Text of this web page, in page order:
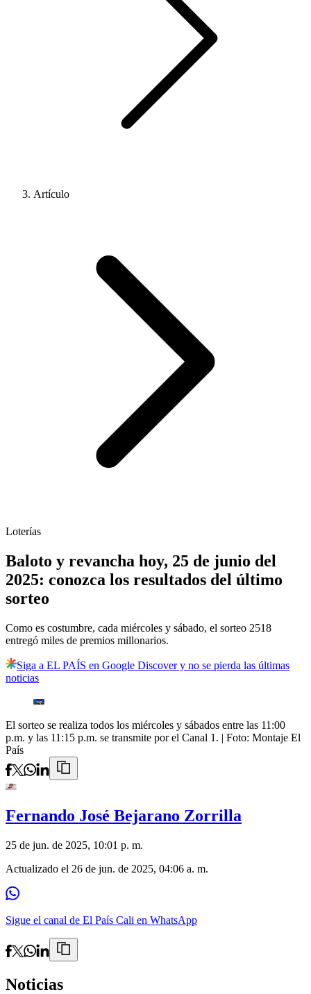
Artículo
Loterías
Baloto y revancha hoy, 25 de junio del
2025: conozca los resultados del último
sorteo
Como es costumbre, cada miércoles y sábado, el sorteo 2518
entregó miles de premios millonarios.
Siga a EL PAÍS en Google Discover y no se pierda las últimas
noticias
El sorteo se realiza todos los miércoles y sábados entre las 11:00
p.m. y las 11:15 p.m. se transmite por el Canal 1. | Foto: Montaje El
País
Fernando José Bejarano Zorrilla
25 de jun. de 2025, 10:01 p. m.
Actualizado el 26 de jun. de 2025, 04:06 a. m.
Sigue el canal de El País Cali en WhatsApp
Noticias